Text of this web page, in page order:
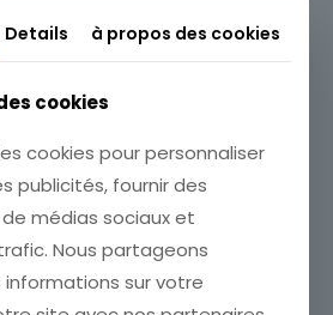
FAURE
ma
CARTE POSTALE PARIS
AVENUE DES CHAMPS
ELYSEES
ETAT VOIR SCAN Cumulez
vos achats en visitant ma
boutique afin de réduire
Details à propos des cookies
cookies
cookies pour personnaliser
publicités, fournir des
médias sociaux et
Nous partageons
sur votre